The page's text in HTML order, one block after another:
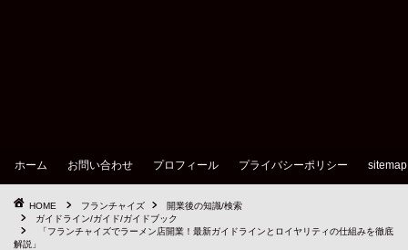
ホーム お問い合わせ プロフィール プライバシーポリシー sitemap
HOME フランチャイズ
開業後の知識/検索
ガイドライン/ガイド/ガイドブック
「フランチャイズでラーメン店開業！最新ガイドラインとロイヤリティの仕組みを徹底
解説」